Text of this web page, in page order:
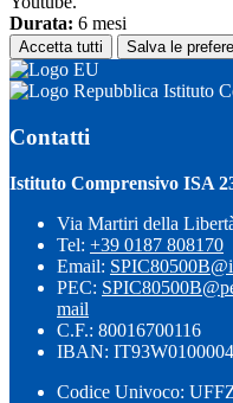
Durata: 6 mesi
Accetta tutti Salva le
Istituto
Contatti
Istituto Comprensivo ISA
Via Martiri della
Tel: +39 0187 808170
Email:
PEC:
mail
C.F.: 80016700116
IBAN:
Codice Univoco: